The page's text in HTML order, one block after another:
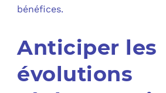
bénéfices.
Anticiper les
évolutions